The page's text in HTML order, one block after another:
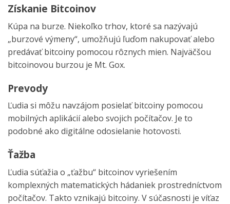
Získanie Bitcoinov
Kúpa na burze. Niekoľko trhov, ktoré sa nazývajú
„burzové výmeny“, umožňujú ľuďom nakupovať alebo
predávať bitcoiny pomocou rôznych mien. Najväčšou
bitcoinovou burzou je Mt. Gox.
Prevody
Ľudia si môžu navzájom posielať bitcoiny pomocou
mobilných aplikácií alebo svojich počítačov. Je to
podobné ako digitálne odosielanie hotovosti.
Ťažba
Ľudia súťažia o „ťažbu“ bitcoinov vyriešením
komplexných matematických hádaniek prostredníctvom
počítačov. Takto vznikajú bitcoiny. V súčasnosti je víťaz